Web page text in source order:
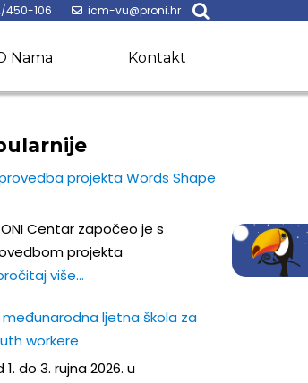
450-106 icm-vu@proni.hr
Nama Kontakt
projekta Words Shape
Centar započeo je s
projekta
više…
ljetna škola za
workere
1. do 3. rujna 2026. u